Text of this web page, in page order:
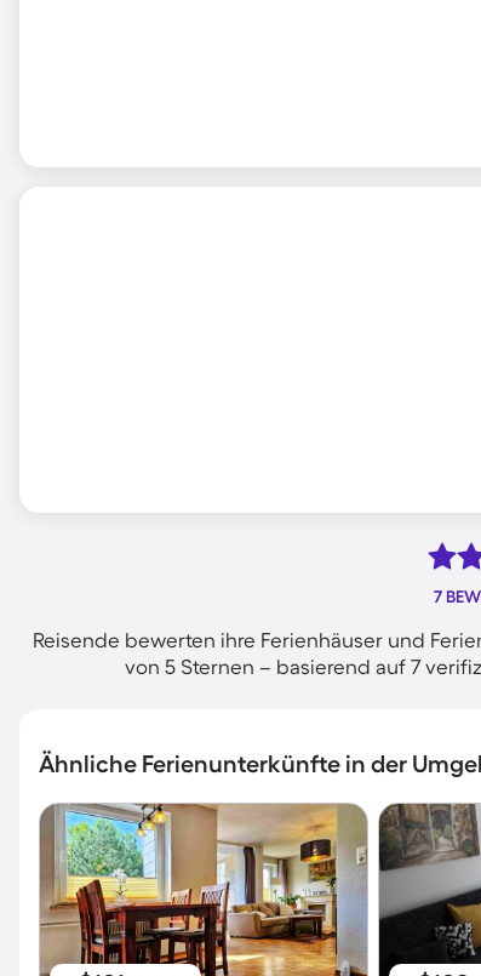
7
Reisende bewerten ihre Ferienhäuser und
von 5 Sternen – basierend auf 7
Ähnliche Ferienunterkünfte in der